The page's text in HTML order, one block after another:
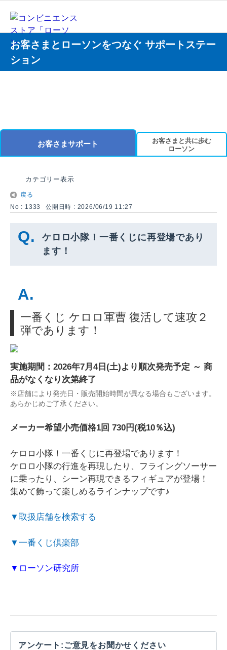
お客さまとローソンをつなぐ サポートステー
ション
お客さまサポート
お客さまと共に歩む
ローソン
カテゴリー表示
戻る
No : 1333
公開日時 : 2026/06/19 11:27
ケロロ小隊！一番くじに再登場であり
ます！
一番くじ ケロロ軍曹 復活して速攻２
弾であります！
実施期間：2026年7月4日(土)より順次発売予定 ～ 商
品がなくなり次第終了
※店舗により発売日・販売開始時間が異なる場合もございます。
あらかじめご了承ください。
メーカー希望小売価格1回 730円(税10％込)
ケロロ小隊！一番くじに再登場であります！
ケロロ小隊の行進を再現したり、フライングソーサー
に乗ったり、シーン再現できるフィギュアが登場！
集めて飾って楽しめるラインナップです♪
▼取扱店舗を検索する
▼一番くじ倶楽部
▼ローソン研究所
アンケート:ご意見をお聞かせください